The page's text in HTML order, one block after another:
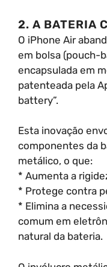
2. A BATERIA
O iPhone Air
em bolsa (pouch-
encapsulada em
patenteada pela
battery”.
Esta inovação
componentes da
metálico, o que:
* Aumenta a
* Protege contra
* Elimina a
comum em
natural da bateria.